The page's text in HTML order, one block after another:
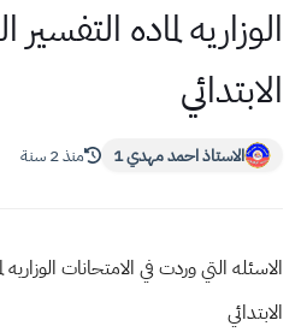
الوزاريه لماده
الابتدائي
الاستاذ احمد مهدي 1 منذ 2 سنة
الاسئله التي وردت في الامتحانات
الابتدائي